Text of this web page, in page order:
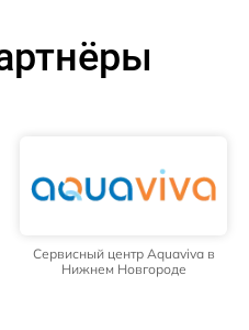
Сервисный центр Aquaviva в
Нижнем Новгороде